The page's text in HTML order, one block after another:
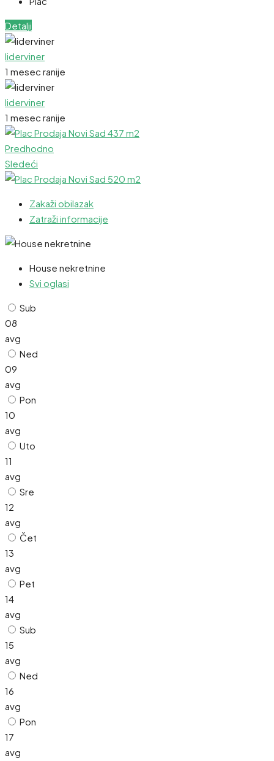
Detalji
liderviner
1 mesec ranije
liderviner
1 mesec ranije
Predhodno
Sledeći
Zakaži obilazak
Zatraži informacije
House nekretnine
Svi oglasi
Sub
08
avg
Ned
09
avg
Pon
10
avg
Uto
11
avg
Sre
12
avg
Čet
13
avg
Pet
14
avg
Sub
15
avg
Ned
16
avg
Pon
17
avg